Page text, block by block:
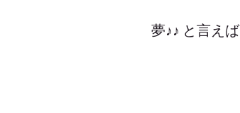
夢♪♪ と言えば